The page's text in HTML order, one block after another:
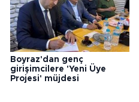
Boyraz'dan genç
girişimcilere 'Yeni Üye
Projesi' müjdesi